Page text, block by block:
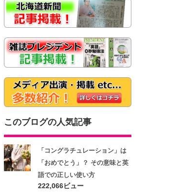
このブログの人気記事
「コングラチュレーション」は
「おめでとう」？ その意味と英
語での正しい使い方
222,066ビュー